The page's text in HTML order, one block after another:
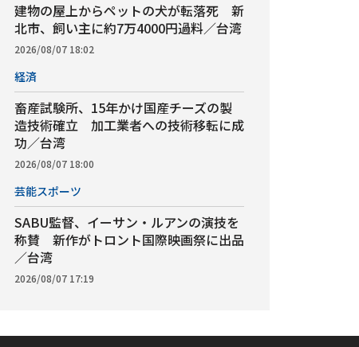
建物の屋上からペットの犬が転落死 新
北市、飼い主に約7万4000円過料／台湾
2026/08/07 18:02
経済
畜産試験所、15年かけ国産チーズの製
造技術確立 加工業者への技術移転に成
功／台湾
2026/08/07 18:00
芸能スポーツ
SABU監督、イーサン・ルアンの演技を
称賛 新作がトロント国際映画祭に出品
／台湾
2026/08/07 17:19